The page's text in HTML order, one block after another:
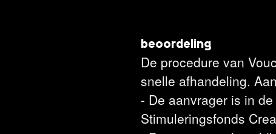
beoordeling
De procedure van
snelle afhandeling.
- De aanvrager is in
Stimuleringsfonds